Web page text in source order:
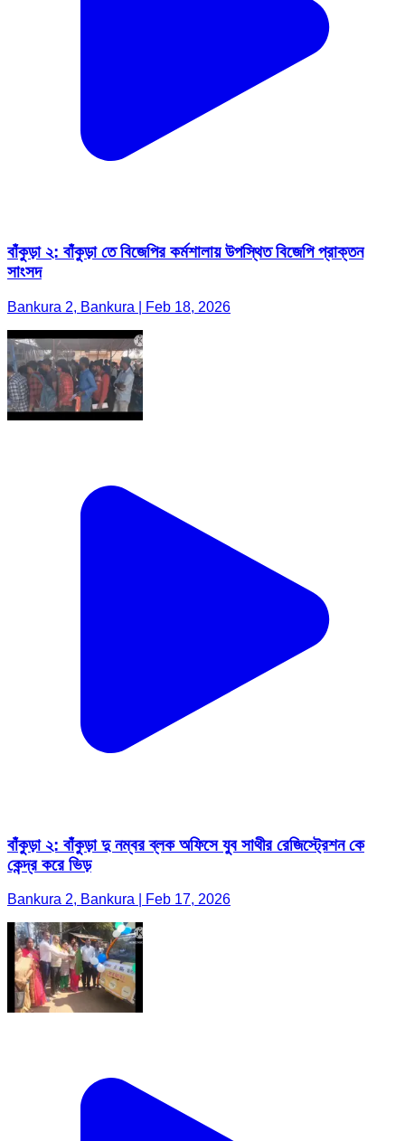
বাঁকুড়া ২: বাঁকুড়া তে বিজেপির কর্মশালায় উপস্থিত বিজেপি প্রাক্তন
সাংসদ
Bankura 2, Bankura | Feb 18, 2026
বাঁকুড়া ২: বাঁকুড়া দু নম্বর ব্লক অফিসে যুব সাথীর রেজিস্ট্রেশন কে
কেন্দ্র করে ভিড়
Bankura 2, Bankura | Feb 17, 2026